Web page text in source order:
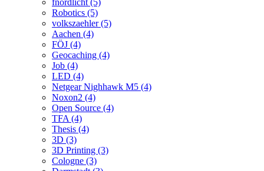
fnordlicht (5)
Robotics (5)
volkszaehler (5)
Aachen (4)
FÖJ (4)
Geocaching (4)
Job (4)
LED (4)
Netgear Nighhawk M5 (4)
Noxon2 (4)
Open Source (4)
TFA (4)
Thesis (4)
3D (3)
3D Printing (3)
Cologne (3)